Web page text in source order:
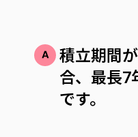
積立期間
合、最長7
です。